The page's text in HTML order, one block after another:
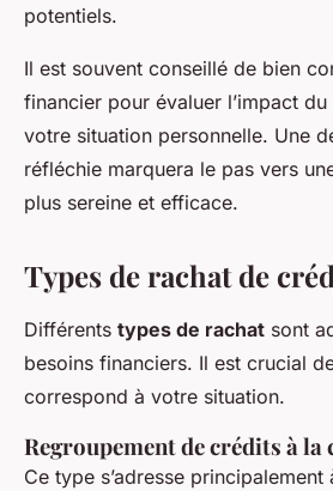
potentiels.
Il est souvent conseillé de bien
financier pour évaluer l’impact
votre situation personnelle. Une
réfléchie marquera le pas vers
plus sereine et efficace.
Types de rachat de
Différents types de rachat sont
besoins financiers. Il est crucial
correspond à votre situation.
Regroupement de crédits à
Ce type s’adresse